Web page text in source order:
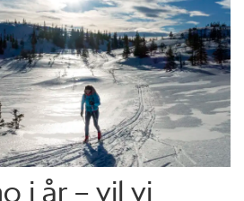
i år – vil vi